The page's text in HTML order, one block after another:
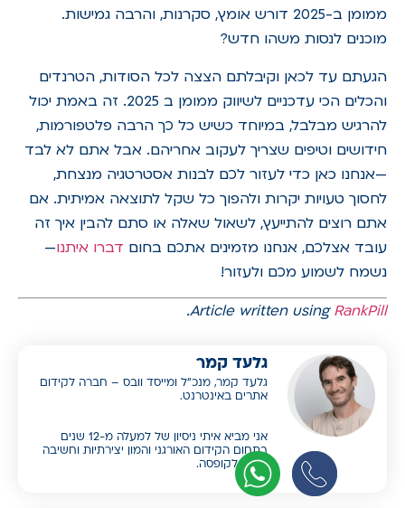
ממומן ב-2025 דורש אומץ, סקרנות, והרבה גמישות.
מוכנים לנסות משהו חדש?
הגעתם עד לכאן וקיבלתם הצצה לכל הסודות, הטרנדים
והכלים הכי עדכניים לשיווק ממומן ב 2025. זה באמת יכול
להרגיש מבלבל, במיוחד כשיש כל כך הרבה פלטפורמות,
חידושים וטיפים שצריך לעקוב אחריהם. אבל אתם לא לבד
—אנחנו כאן כדי לעזור לכם לבנות אסטרטגיה מנצחת,
לחסוך טעויות יקרות ולהפוך כל שקל לתוצאה אמיתית. אם
אתם רוצים להתייעץ, לשאול שאלה או סתם להבין איך זה
עובד אצלכם, אנחנו מזמינים אתכם בחום דברו איתנו—
נשמח לשמוע מכם ולעזור!
Article written usingRankPill
.
גלעד קמר
גלעד קמר, מנכ”ל ומייסד וובס – חברה לקידום
אתרים באינטרנט.
אני מביא איתי ניסיון של למעלה מ-12 שנים
בתחום הקידום האורגני והמון יצירתיות וחשיבה
מחוץ לקופסה.